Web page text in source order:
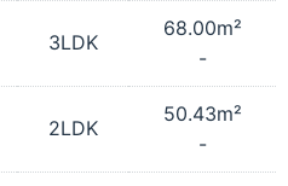
3LDK
68.00m²
-
2LDK
50.43m²
-